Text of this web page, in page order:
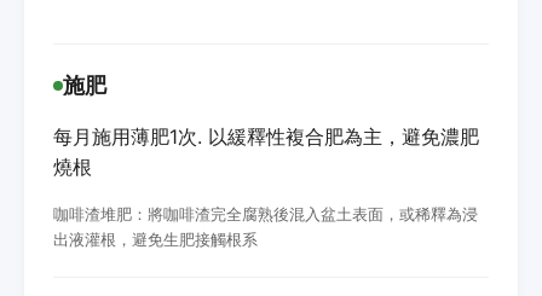
施肥
每月施用薄肥1次. 以緩釋性複合肥為主，避免濃肥
燒根
咖啡渣堆肥：將咖啡渣完全腐熟後混入盆土表面，或稀釋為浸
出液灌根，避免生肥接觸根系